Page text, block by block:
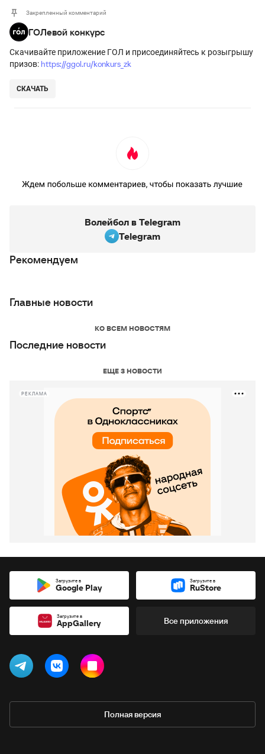
Закрепленный комментарий
ГОЛевой конкурс
Скачивайте приложение ГОЛ и присоединяйтесь к розыгрышу
призов: https://ggol.ru/konkurs_zk
СКАЧАТЬ
Волейбол в Telegram
Telegram
Рекомендуем
Главные новости
КО ВСЕМ НОВОСТЯМ
Последние новости
ЕЩЕ 3 НОВОСТИ
РЕКЛАМА
Загрузите в
Google Play
Загрузите в
RuStore
Загрузите в
AppGallery Все приложения
Полная версия